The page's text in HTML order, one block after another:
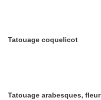
Tatouage coquelicot
Tatouage arabesques,